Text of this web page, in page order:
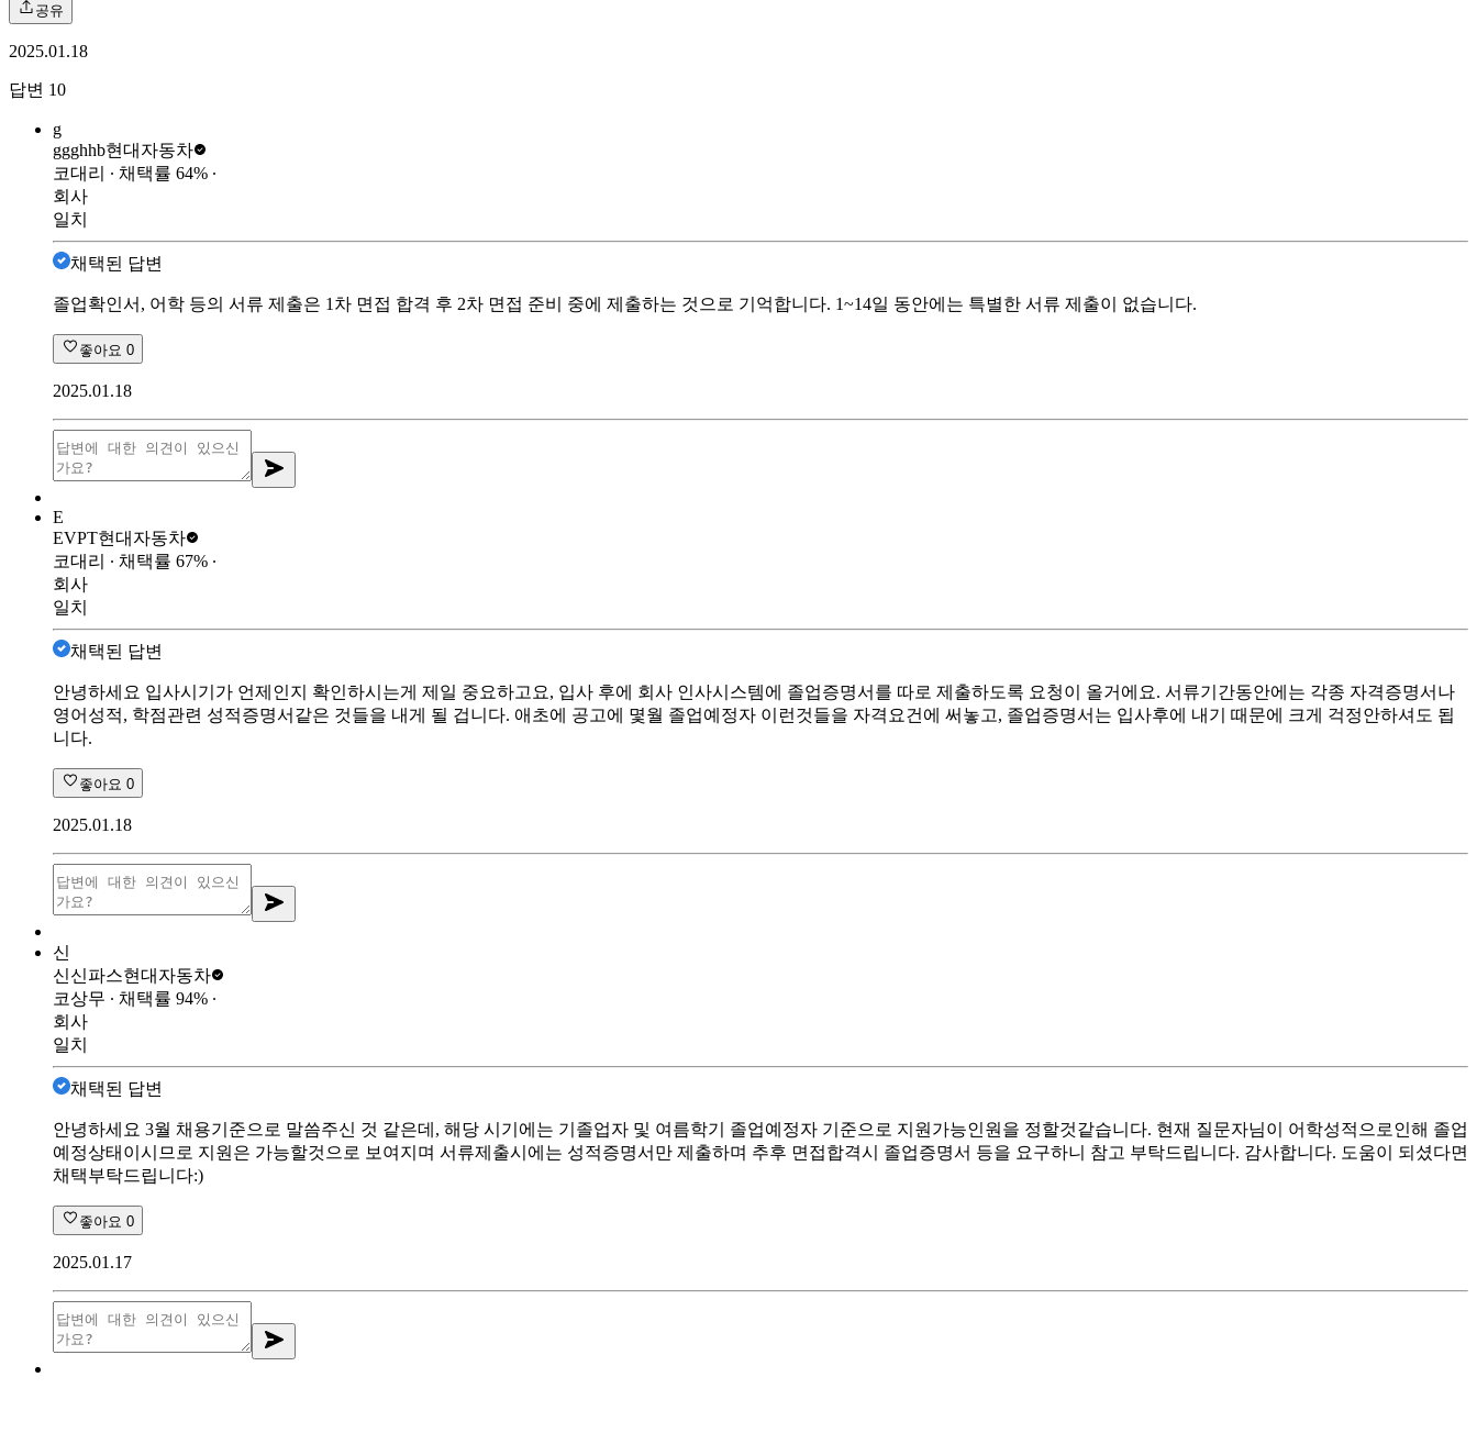
공유
2025.01.18
답변 10
g
ggghhb현대자동차
코대리 ∙ 채택률 64% ∙
회사
일치
채택된 답변
졸업확인서, 어학 등의 서류 제출은 1차 면접 합격 후 2차 면접 준비 중에 제출하는 것으로 기억합니다. 1~14일 동안에는 특별한 서류 제출이 없습니다.
좋아요 0
2025.01.18
E
EVPT현대자동차
코대리 ∙ 채택률 67% ∙
회사
일치
채택된 답변
안녕하세요 입사시기가 언제인지 확인하시는게 제일 중요하고요, 입사 후에 회사 인사시스템에 졸업증명서를 따로 제출하도록 요청이 올거에요. 서류기간동안에는 각종 자격증명서나
영어성적, 학점관련 성적증명서같은 것들을 내게 될 겁니다. 애초에 공고에 몇월 졸업예정자 이런것들을 자격요건에 써놓고, 졸업증명서는 입사후에 내기 때문에 크게 걱정안하셔도 됩
니다.
좋아요 0
2025.01.18
신
신신파스현대자동차
코상무 ∙ 채택률 94% ∙
회사
일치
채택된 답변
안녕하세요 3월 채용기준으로 말씀주신 것 같은데, 해당 시기에는 기졸업자 및 여름학기 졸업예정자 기준으로 지원가능인원을 정할것같습니다. 현재 질문자님이 어학성적으로인해 졸업
예정상태이시므로 지원은 가능할것으로 보여지며 서류제출시에는 성적증명서만 제출하며 추후 면접합격시 졸업증명서 등을 요구하니 참고 부탁드립니다. 감사합니다. 도움이 되셨다면
채택부탁드립니다:)
좋아요 0
2025.01.17